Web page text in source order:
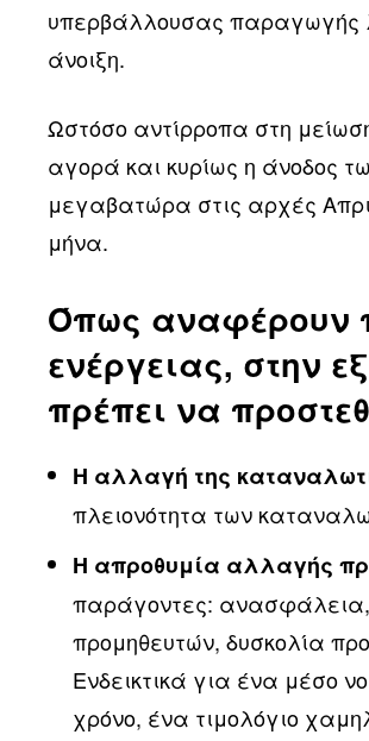
υπερβάλλουσας παραγωγής
άνοιξη.
Ωστόσο αντίρροπα στη
αγορά και κυρίως η άνοδος
μεγαβατώρα στις αρχές
μήνα.
Όπως αναφέρουν
ενέργειας, στην
πρέπει να
Η αλλαγή της
πλειονότητα των
Η απροθυμία αλλαγής
παράγοντες: ανασφάλεια,
προμηθευτών, δυσκολία
Ενδεικτικά για ένα μέσο
χρόνο, ένα τιμολόγιο